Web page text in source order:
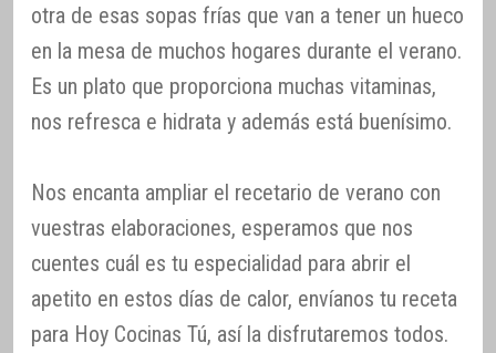
otra de esas sopas frías que van a tener un hueco
en la mesa de muchos hogares durante el verano.
Es un plato que proporciona muchas vitaminas,
nos refresca e hidrata y además está buenísimo.
Nos encanta ampliar el recetario de verano con
vuestras elaboraciones, esperamos que nos
cuentes cuál es tu especialidad para abrir el
apetito en estos días de calor, envíanos tu receta
para Hoy Cocinas Tú, así la disfrutaremos todos.